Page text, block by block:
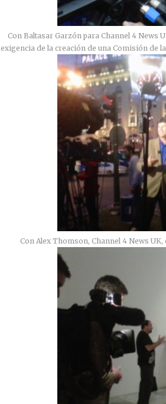
Con Baltasar Garzón para Channel 4 News
exigencia de la creación de una Comisión de
Con Alex Thomson, Channel 4 News